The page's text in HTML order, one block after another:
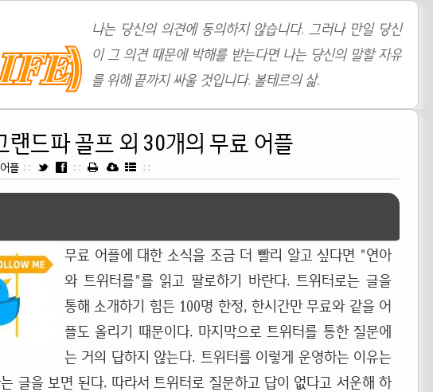
나는 당신의 의견에 동의하지 않습니다. 그러나 만일 당신
이 그 의견 때문에 박해를 받는다면 나는 당신의 말할 자유
를 위해 끝까지 싸울 것입니다. 볼테르의 삶.
랜드파 골프 외 30개의 무료 어플
플 :: :: ::
무료 어플에 대한 소식을 조금 더 빨리 알고 싶다면 "연아
와 트위터를"를 읽고 팔로하기 바란다. 트위터로는 글을
통해 소개하기 힘든 100명 한정, 한시간만 무료와 같을 어
플도 올리기 때문이다. 마지막으로 트위터를 통한 질문에
는 거의 답하지 않는다. 트위터를 이렇게 운영하는 이유는
글을 보면 된다. 따라서 트위터로 질문하고 답이 없다고 서운해 하